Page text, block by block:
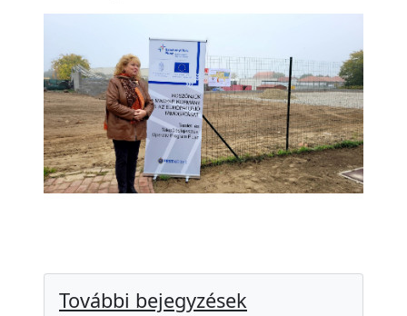
További bejegyzések